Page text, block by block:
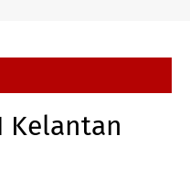
Kelantan